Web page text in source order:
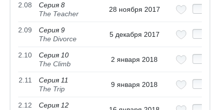
2.08
Серия 8
The Teacher
28 ноября 2017
2.09
Серия 9
The Divorce
5 декабря 2017
2.10
Серия 10
The Climb
2 января 2018
2.11
Серия 11
The Trip
9 января 2018
2.12
Серия 12